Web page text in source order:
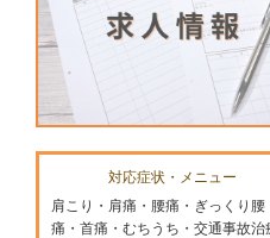
対応症状・メニュー
肩こり・肩痛・腰痛・ぎっくり腰
痛・首痛・むちうち・交通事故治